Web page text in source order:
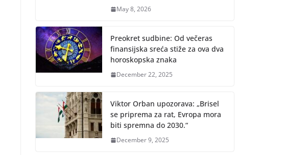
May 8, 2026
Preokret sudbine: Od večeras
finansijska sreća stiže za ova dva
horoskopska znaka
December 22, 2025
Viktor Orban upozorava: „Brisel
se priprema za rat, Evropa mora
biti spremna do 2030.“
December 9, 2025